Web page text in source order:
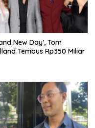
New Day’, Tom
Tembus Rp350 Miliar